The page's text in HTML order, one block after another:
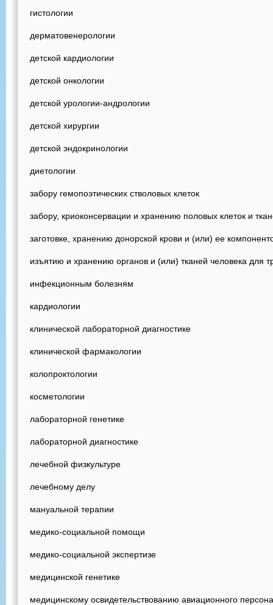
гистологии
дерматовенерологии
детской кардиологии
детской онкологии
детской урологии-андрологии
детской хирургии
детской эндокринологии
диетологии
забору гемопоэтических стволовых клеток
забору, криоконсервации и хранению половых клеток и
заготовке, хранению донорской крови и (или) ее
изъятию и хранению органов и (или) тканей человека для
инфекционным болезням
кардиологии
клинической лабораторной диагностике
клинической фармакологии
колопроктологии
косметологии
лабораторной генетике
лабораторной диагностике
лечебной физкультуре
лечебному делу
мануальной терапии
медико-социальной помощи
медико-социальной экспертизе
медицинской генетике
медицинскому освидетельствованию авиационного